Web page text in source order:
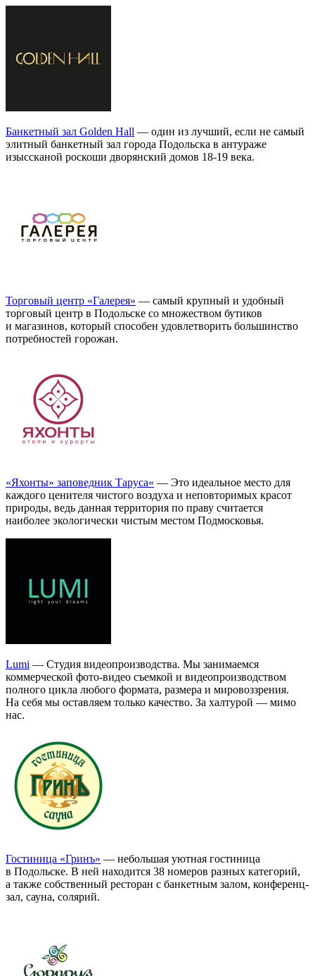
Банкетный зал Golden Hall — один из лучший, если не самый
элитный банкетный зал города Подольска в антураже
изыссканой роскоши дворянский домов 18-19 века.
Торговый центр «Галерея» — самый крупный и удобный
торговый центр в Подольске со множеством бутиков
и магазинов, который способен удовлетворить большинство
потребностей горожан.
«Яхонты» заповедник Таруса« — Это идеальное место для
каждого ценителя чистого воздуха и неповторимых красот
природы, ведь данная территория по праву считается
наиболее экологически чистым местом Подмосковья.
Lumi — Студия видеопроизводства. Мы занимаемся
коммерческой фото-видео съемкой и видеопроизводством
полного цикла любого формата, размера и мировоззрения.
На себя мы оставляем только качество. За халтурой — мимо
нас.
Гостиница «Гринъ» — небольшая уютная гостиница
в Подольске. В ней находится 38 номеров разных категорий,
а также собственный ресторан с банкетным залом, конференц-
зал, сауна, солярий.